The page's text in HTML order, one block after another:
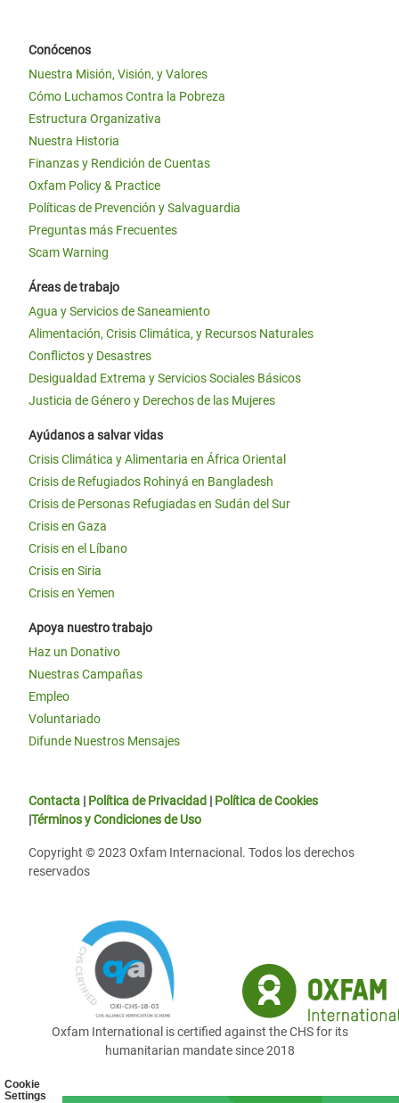
Cookie
Settings
Conócenos
Nuestra Misión, Visión, y Valores
Cómo Luchamos Contra la Pobreza
Estructura Organizativa
Nuestra Historia
Finanzas y Rendición de Cuentas
Oxfam Policy & Practice
Políticas de Prevención y Salvaguardia
Preguntas más Frecuentes
Scam Warning
Áreas de trabajo
Agua y Servicios de Saneamiento
Alimentación, Crisis Climática, y Recursos Naturales
Conflictos y Desastres
Desigualdad Extrema y Servicios Sociales Básicos
Justicia de Género y Derechos de las Mujeres
Ayúdanos a salvar vidas
Crisis Climática y Alimentaria en África Oriental
Crisis de Refugiados Rohinyá en Bangladesh
Crisis de Personas Refugiadas en Sudán del Sur
Crisis en Gaza
Crisis en el Líbano
Crisis en Siria
Crisis en Yemen
Apoya nuestro trabajo
Haz un Donativo
Nuestras Campañas
Empleo
Voluntariado
Difunde Nuestros Mensajes
Contacta | Política de Privacidad | Política de Cookies
|Términos y Condiciones de Uso
Copyright © 2023 Oxfam Internacional. Todos los derechos
reservados
Oxfam International is certified against the CHS for its
humanitarian mandate since 2018